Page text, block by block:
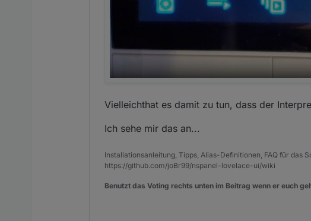
Vielleichthat es damit zu tun, dass der
Ich sehe mir das an...
Installationsanleitung, Tipps, Alias-Definitionen, FAQ für das
https://github.com/joBr99/nspanel-lovelace-ui/wiki
Benutzt das Voting rechts unten im Beitrag wenn er euch